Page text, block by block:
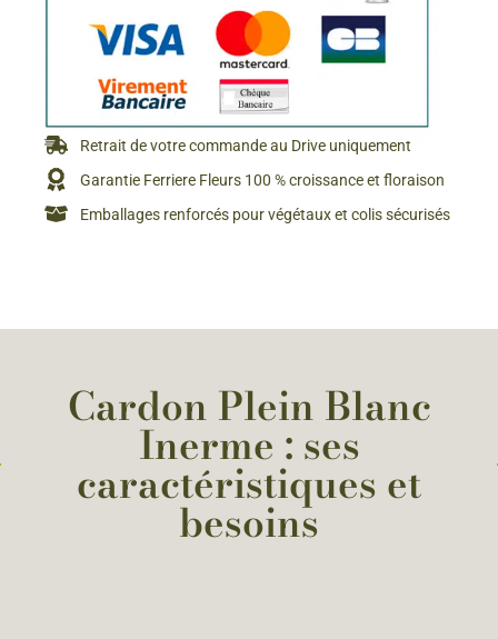
Retrait de votre commande au Drive uniquement
Garantie Ferriere Fleurs 100 % croissance et floraison
Emballages renforcés pour végétaux et colis sécurisés
Cardon Plein Blanc
Inerme : ses
caractéristiques et
besoins